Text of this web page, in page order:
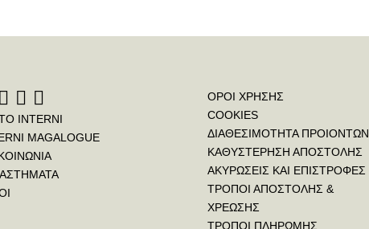
INTERNI
MAGALOGUE
ΟΡΟΙ ΧΡΗΣΗΣ
COOKIES
ΔΙΑΘΕΣΙΜΟΤΗΤΑ ΠΡΟΙΟΝΤΩΝ
ΚΑΘΥΣΤΕΡΗΣΗ ΑΠΟΣΤΟΛΗΣ
ΑΚΥΡΩΣΕΙΣ ΚΑΙ ΕΠΙΣΤΡΟΦΕΣ
ΤΡΟΠΟΙ ΑΠΟΣΤΟΛΗΣ &
ΧΡΕΩΣΗΣ
ΤΡΟΠΟΙ ΠΛΗΡΩΜΗΣ